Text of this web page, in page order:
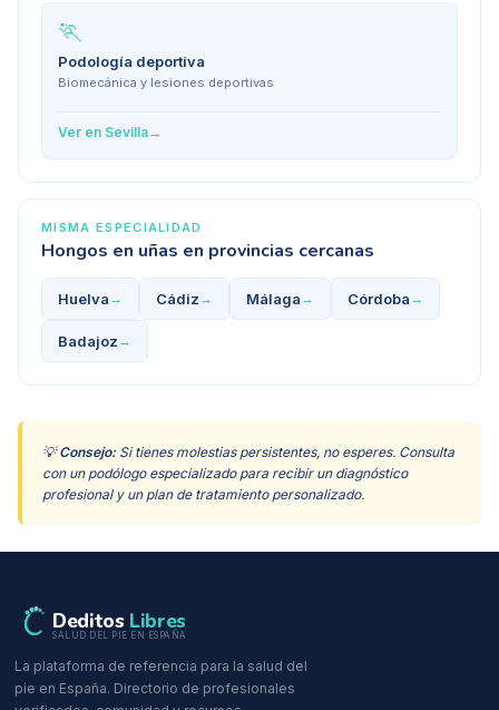
🏃
Podología deportiva
Biomecánica y lesiones deportivas
Ver en Sevilla→
MISMA ESPECIALIDAD
Hongos en uñas en provincias cercanas
Huelva → Cádiz → Málaga → Córdoba →
Badajoz →
💡Consejo:Si tienes molestias persistentes, no esperes. Consulta
con un podólogo especializado para recibir un diagnóstico
profesional y un plan de tratamiento personalizado.
Deditos Libres
SALUD DEL PIE EN ESPAÑA
La plataforma de referencia para la salud del
pie en España. Directorio de profesionales